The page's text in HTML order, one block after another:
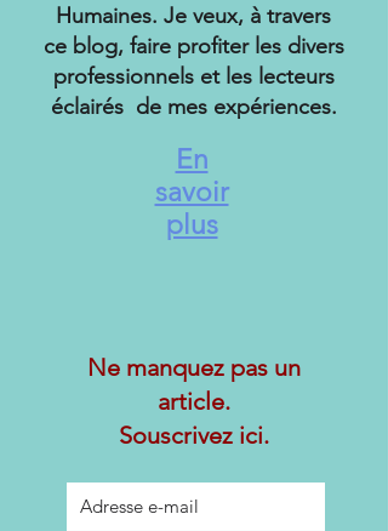
Humaines. Je veux, à travers
ce blog, faire profiter les divers
professionnels et les lecteurs
éclairés de mes expériences.
En
savoir
plus
Ne manquez pas un
article.
Souscrivez ici.